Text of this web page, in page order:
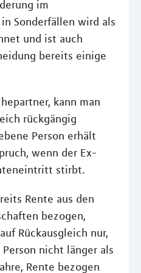
im
Sonderfällen wird als
und ist auch
bereits einige
kann man
rückgängig
Person erhält
wenn der Ex-
stirbt.
Rente aus den
bezogen,
Rückausgleich nur,
nicht länger als
Rente bezogen